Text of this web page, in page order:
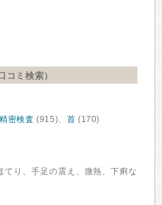
コミ検索）
密検査 (915)、 首 (170)
り、手足の震え、微熱、下痢な